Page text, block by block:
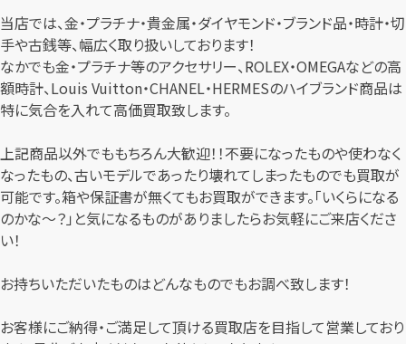
当店では、金・プラチナ・貴金属・ダイヤモンド・ブランド品・時計・切
手や古銭等、幅広く取り扱いしております！
なかでも金・プラチナ等のアクセサリー、ROLEX・OMEGAなどの高
額時計、Louis Vuitton・CHANEL・HERMESのハイブランド商品は
特に気合を入れて高価買取致します。
上記商品以外でももちろん大歓迎！！不要になったものや使わなく
なったもの、古いモデルであったり壊れてしまったものでも買取が
可能です。箱や保証書が無くてもお買取ができます。「いくらになる
のかな～？」と気になるものがありましたらお気軽にご来店くださ
い！
お持ちいただいたものはどんなものでもお調べ致します！
お客様にご納得・ご満足して頂ける買取店を目指して営業しており